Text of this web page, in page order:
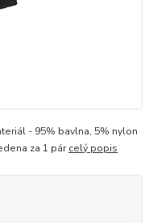
- 95% bavlna, 5% nylon
za 1 párcelý popis